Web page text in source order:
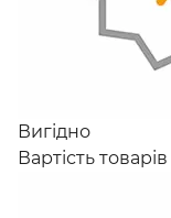
Вигідно
Вартість